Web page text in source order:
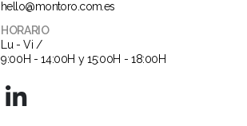
hello@montoro.com.es
HORARIO
Lu - Vi /
9:00H - 14:00H y 15:00H - 18:00H